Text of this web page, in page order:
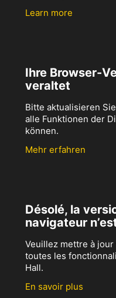
Learn more
Ihre Browser-
veraltet
Bitte aktualisieren
alle Funktionen der
können.
Mehr erfahren
Désolé, la
navigateur
Veuillez mettre à
toutes les
Hall.
En savoir plus